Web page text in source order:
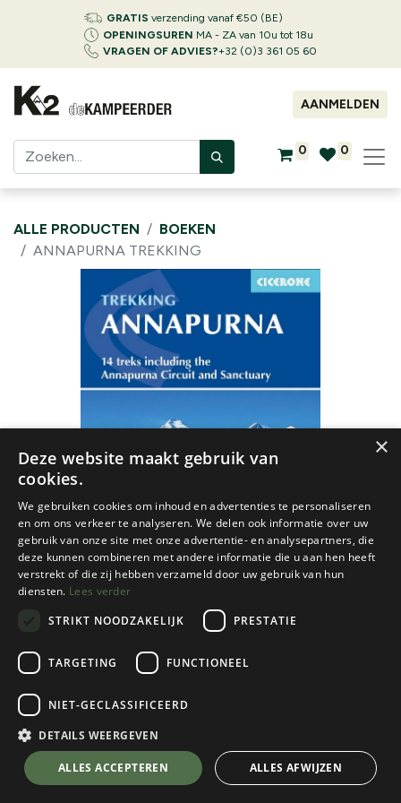
GRATIS verzending vanaf €50 (BE)
OPENINGSUREN MA - ZA van 10u tot 18u
VRAGEN OF ADVIES?+32 (0)3 361 05 60
AANMELDEN
0 0
ALLE PRODUCTEN
BOEKEN
ANNAPURNA TREKKING
Cicerone
Annapurna Trekking
€
24,50
💬 Stel je vraag over dit product via WhatsApp
×
Deze website maakt gebruik van
cookies.
We gebruiken cookies om inhoud en advertenties te personaliseren
en om ons verkeer te analyseren. We delen ook informatie over uw
gebruik van onze site met onze advertentie- en analysepartners, die
deze kunnen combineren met andere informatie die u aan hen heeft
verstrekt of die zij hebben verzameld door uw gebruik van hun
diensten. Lees verder
STRIKT NOODZAKELIJK
PRESTATIE
TARGETING FUNCTIONEEL
NIET-GECLASSIFICEERD
DETAILS WEERGEVEN
ALLES ACCEPTEREN ALLES AFWIJZEN